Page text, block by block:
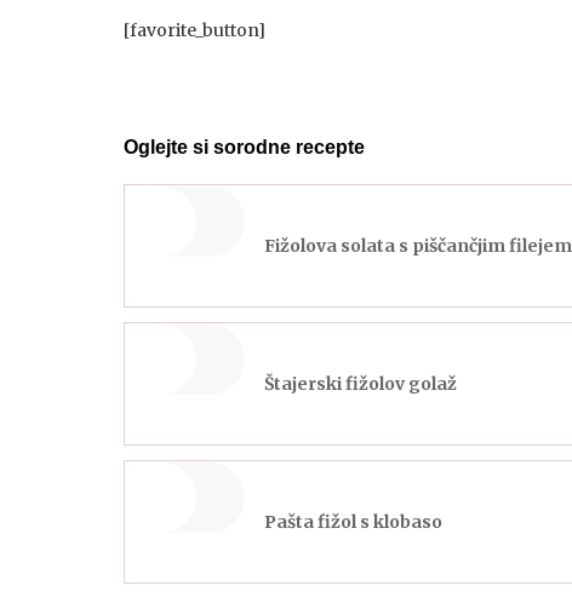
[favorite_button]
Oglejte si sorodne recepte
Fižolova solata s piščančjim filejem
Štajerski fižolov golaž
Pašta fižol s klobaso